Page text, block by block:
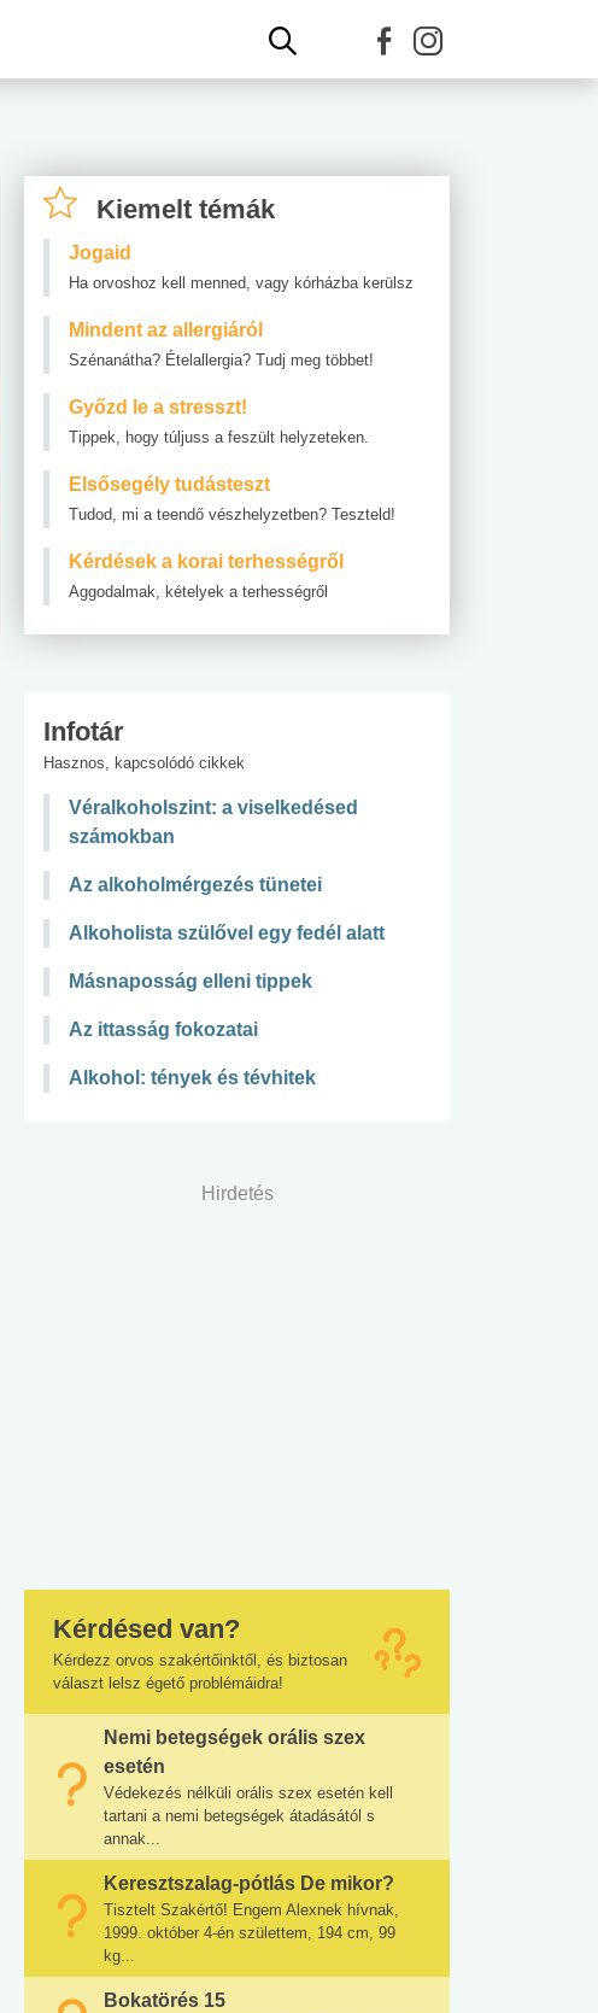
Kiemelt témák
Jogaid
Ha orvoshoz kell menned, vagy kórházba kerülsz
Mindent az allergiáról
Szénanátha? Ételallergia? Tudj meg többet!
Győzd le a stresszt!
Tippek, hogy túljuss a feszült helyzeteken.
Elsősegély tudásteszt
Tudod, mi a teendő vészhelyzetben? Teszteld!
Kérdések a korai terhességről
Aggodalmak, kételyek a terhességről
Infotár
Hasznos, kapcsolódó cikkek
Véralkoholszint: a viselkedésed
számokban
Az alkoholmérgezés tünetei
Alkoholista szülővel egy fedél alatt
Másnaposság elleni tippek
Az ittasság fokozatai
Alkohol: tények és tévhitek
Hirdetés
Kérdésed van?
Kérdezz orvos szakértőinktől, és biztosan
választ lelsz égető problémáidra!
Nemi betegségek orális szex
esetén
Védekezés nélküli orális szex esetén kell
tartani a nemi betegségek átadásától s
annak...
Keresztszalag-pótlás De mikor?
Tisztelt Szakértő! Engem Alexnek hívnak,
1999. október 4-én születtem, 194 cm, 99
kg...
Bokatörés 15